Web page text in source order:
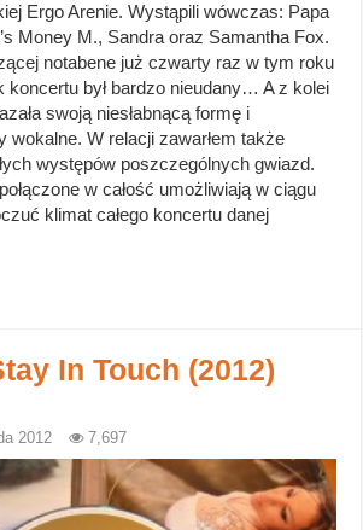
Ergo Arenie. Wystąpili wówczas: Papa
Money M., Sandra oraz Samantha Fox.
notabene już czwarty raz w tym roku
koncertu był bardzo nieudany… A z kolei
swoją niesłabnącą formę i
wokalne. W relacji zawarłem także
występów poszczególnych gwiazd.
w całość umożliwiają w ciągu
klimat całego koncertu danej
In Touch (2012)
2012 7,697